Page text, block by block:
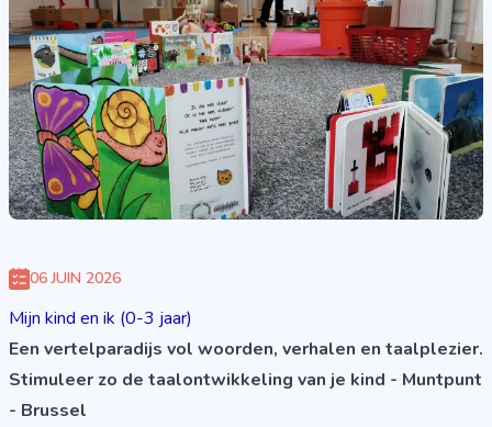
06 JUIN 2026
Mijn kind en ik (0-3 jaar)
Een vertelparadijs vol woorden, verhalen en taalplezier.
Stimuleer zo de taalontwikkeling van je kind - Muntpunt
- Brussel